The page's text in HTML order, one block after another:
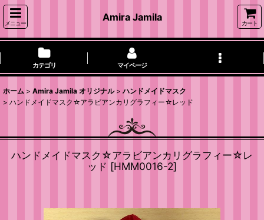
メニュー
Amira Jamila
カート
カテゴリ マイページ
ホーム > Amira Jamila オリジナル > ハンドメイドマスク
> ハンドメイドマスク☆アラビアンカリグラフィー☆レッド
ハンドメイドマスク☆アラビアンカリグラフィー☆レ
ッド [HMM0016-2]